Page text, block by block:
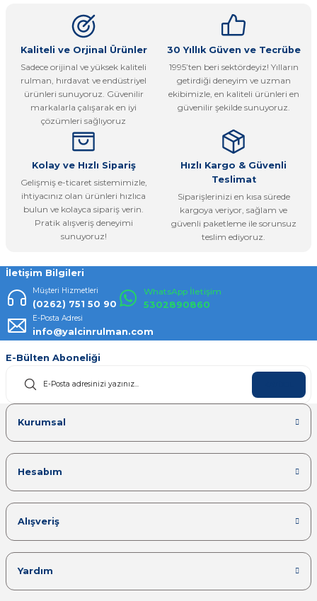
Görüş ve önerileriniz için teşekkür ederiz.
Ürün resmi kalitesiz, bozuk veya görüntülenemiyor.
Ürün açıklamasında eksik bilgiler bulunuyor.
Ürün bilgilerinde hatalar bulunuyor.
Ürün fiyatı diğer sitelerden daha pahalı.
Bu ürüne benzer farklı alternatifler olmalı.
Gönder
Kaliteli ve Orjinal Ürünler
Sadece orijinal ve yüksek kaliteli
rulman, hırdavat ve endüstriyel
ürünleri sunuyoruz. Güvenilir
markalarla çalışarak en iyi
çözümleri sağlıyoruz
30 Yıllık Güven ve Tecrübe
1995’ten beri sektördeyiz! Yılların
getirdiği deneyim ve uzman
ekibimizle, en kaliteli ürünleri en
güvenilir şekilde sunuyoruz.
Kolay ve Hızlı Sipariş
Gelişmiş e-ticaret sistemimizle,
ihtiyacınız olan ürünleri hızlıca
bulun ve kolayca sipariş verin.
Pratik alışveriş deneyimi
sunuyoruz!
Hızlı Kargo & Güvenli
Teslimat
Siparişlerinizi en kısa sürede
kargoya veriyor, sağlam ve
güvenli paketleme ile sorunsuz
teslim ediyoruz.
İletişim Bilgileri
Müşteri Hizmetleri
(0262) 751 50 90
WhatsApp İletişim
5302890860
E-Posta Adresi
info@yalcinrulman.com
E-Bülten Aboneliği
Kurumsal
Hesabım
Alışveriş
Yardım